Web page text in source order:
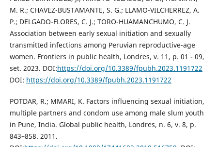
M. R.; CHAVEZ-BUSTAMANTE, S. G.; LLAMO-VILCHERREZ, A.
P.; DELGADO-FLORES, C. J.; TORO-HUAMANCHUMO, C. J.
Association between early sexual initiation and sexually
transmitted infections among Peruvian reproductive-age
women. Frontiers in public health, Londres, v. 11, p. 01 - 09,
set. 2023. DOI:https://doi.org/10.3389/fpubh.2023.1191722
DOI: https://doi.org/10.3389/fpubh.2023.1191722
POTDAR, R.; MMARI, K. Factors influencing sexual initiation,
multiple partners and condom use among male slum youth
in Pune, India. Global public health, Londres, n. 6, v. 8, p.
843–858. 2011.